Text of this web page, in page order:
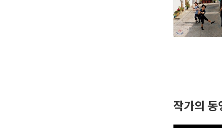
작가의 동